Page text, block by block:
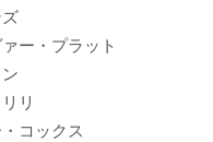
ー・プラット
リ
コックス